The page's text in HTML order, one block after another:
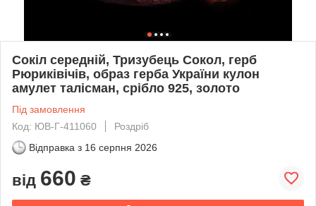
Сокіл середній, Тризубець Сокол, герб
Рюриківічів, образ герба України кулон
амулет талісман, срібло 925, золото
Під замовлення
Код: ЮВ-Г-411060
Роздріб
Відправка з 16 серпня 2026
від 660 ₴